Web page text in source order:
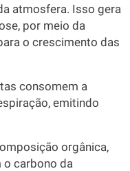
atmosfera. Isso gera
por meio da
o crescimento das
consomem a
emitindo
orgânica,
o carbono da